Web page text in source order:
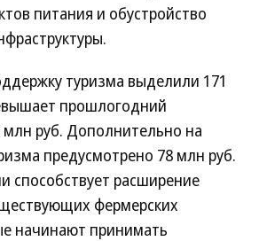
питания и обустройство
туризма выделили 171
прошлогодний
млн руб. Дополнительно на
предусмотрено 78 млн руб.
способствует расширение
фермерских
начинают принимать